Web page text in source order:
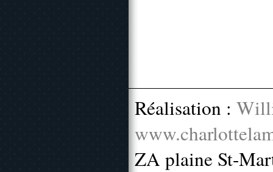
Réalisation :
ZA plaine St-